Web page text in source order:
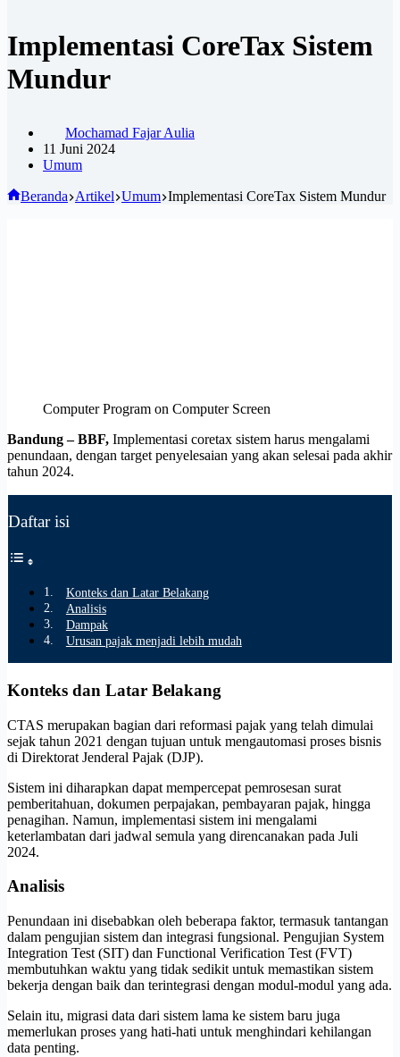
Implementasi CoreTax Sistem
Mundur
Mochamad Fajar Aulia
11 Juni 2024
Umum
Beranda Artikel Umum Implementasi CoreTax Sistem Mundur
Computer Program on Computer Screen
Bandung – BBF, Implementasi coretax sistem harus mengalami
penundaan, dengan target penyelesaian yang akan selesai pada akhir
tahun 2024.
Daftar isi
Konteks dan Latar Belakang
Analisis
Dampak
Urusan pajak menjadi lebih mudah
Konteks dan Latar Belakang
CTAS merupakan bagian dari reformasi pajak yang telah dimulai
sejak tahun 2021 dengan tujuan untuk mengautomasi proses bisnis
di Direktorat Jenderal Pajak (DJP).
Sistem ini diharapkan dapat mempercepat pemrosesan surat
pemberitahuan, dokumen perpajakan, pembayaran pajak, hingga
penagihan. Namun, implementasi sistem ini mengalami
keterlambatan dari jadwal semula yang direncanakan pada Juli
2024.
Analisis
Penundaan ini disebabkan oleh beberapa faktor, termasuk tantangan
dalam pengujian sistem dan integrasi fungsional. Pengujian System
Integration Test (SIT) dan Functional Verification Test (FVT)
membutuhkan waktu yang tidak sedikit untuk memastikan sistem
bekerja dengan baik dan terintegrasi dengan modul-modul yang ada.
Selain itu, migrasi data dari sistem lama ke sistem baru juga
memerlukan proses yang hati-hati untuk menghindari kehilangan
data penting.